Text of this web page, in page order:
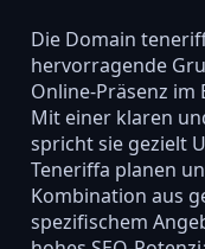
Die Domain
hervorragende
Online-Präsenz im
Mit einer klaren
spricht sie gezielt
Teneriffa planen
Kombination aus
spezifischem